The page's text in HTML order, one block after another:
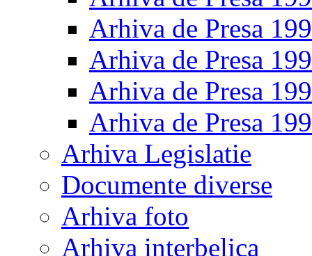
Arhiva de Presa
Arhiva de Presa
Arhiva de Presa
Arhiva de Presa
Arhiva Legislatie
Documente diverse
Arhiva foto
Arhiva interbelica